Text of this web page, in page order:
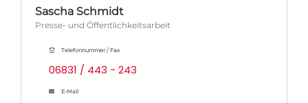
Sascha Schmidt
Presse- und Öffentlichkeitsarbeit
Telefonnummer / Fax
06831 / 443 - 243
E-Mail